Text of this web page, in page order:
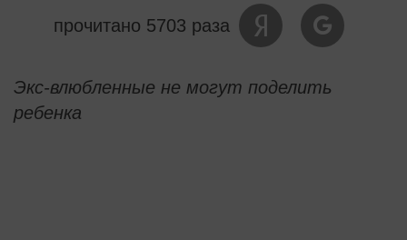
прочитано 5703 раза
Экс-влюбленные не могут поделить
ребенка